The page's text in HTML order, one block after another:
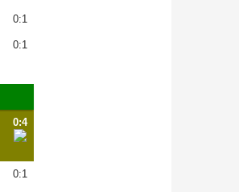
0:1
0:1
0:4
0:1